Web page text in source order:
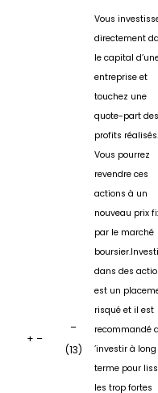
+ –
–
(13)
Vous
directement
le capital
entreprise et
touchez une
quote-part des
profits réalisés.
Vous pourrez
revendre ces
actions à un
nouveau prix
par le marché
dans des
est un
risqué et il est
recommandé
’investir à long
terme pour
les trop fortes